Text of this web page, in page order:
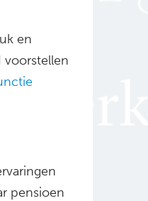
en
voorstellen
pensioen